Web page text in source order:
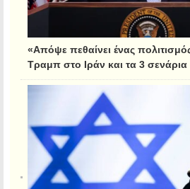
«Απόψε πεθαίνει ένας
Τραμπ στο Ιράν και τα 3 σενάρια